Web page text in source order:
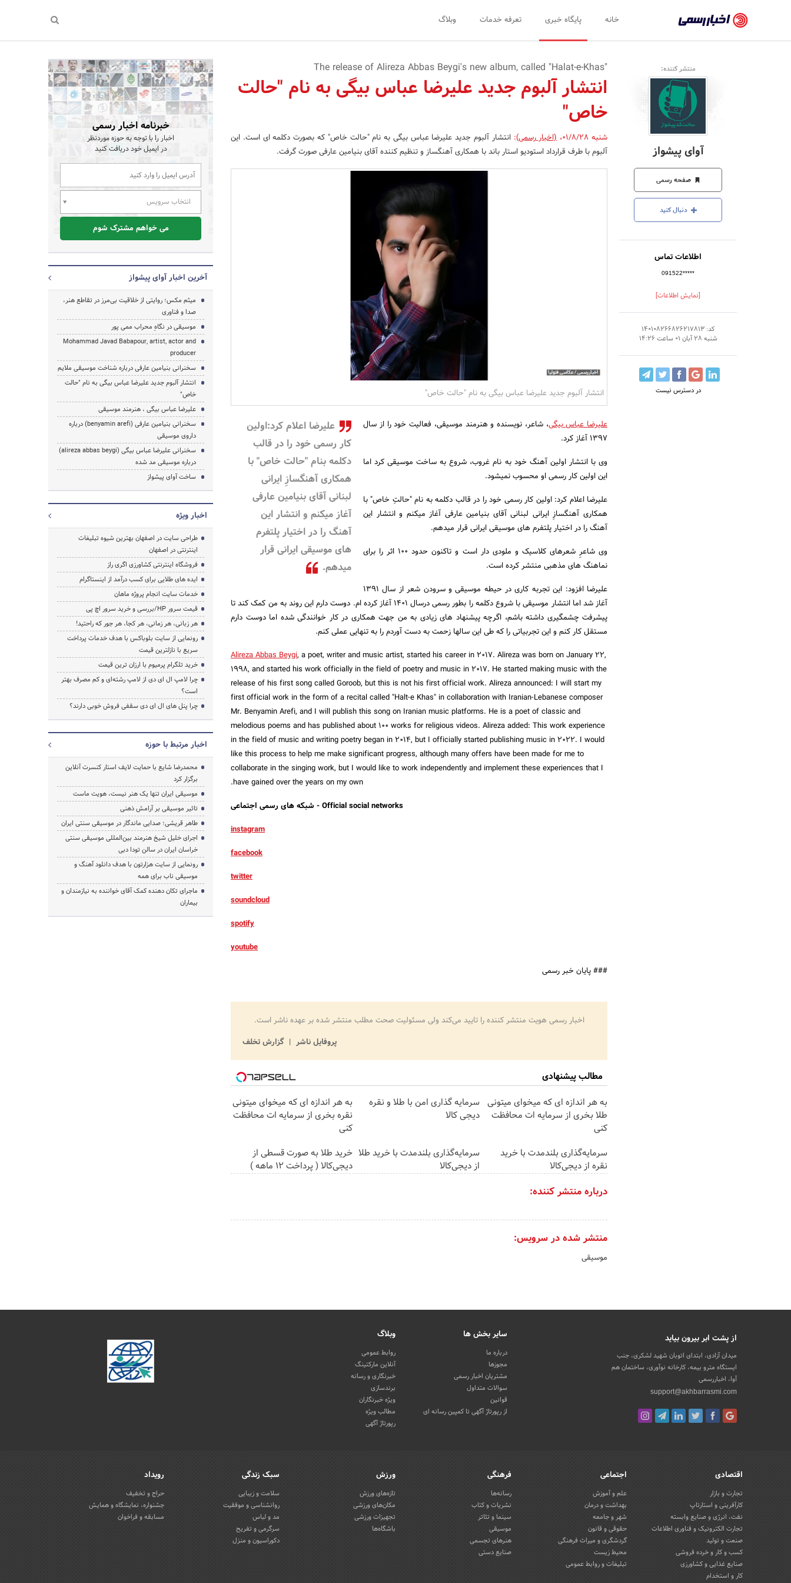
رسمی
-
اخبار
تایید
شده
شرکت‌ها،
سازمان‌ها
و
روابط
عمومی‌ها
خانه پایگاه خبری تعرفه خدمات وبلاگ
منتشر کننده:
آوای پیشواز
صفحه رسمی
دنبال کنید
اطلاعات تماس
091522*****
[نمایش اطلاعات]
کد: 140108266826217813
شنبه 28 آبان 01 ساعت 14:26
در دسترس نیست
"The release of Alireza Abbas Beygi's new album, called "Halat-e-Khas
انتشار آلبوم جدید علیرضا عباس بیگی به نام "حالت
خاص"
شنبه 01/8/28 ،(اخبار رسمی):انتشار آلبوم جدید علیرضا عباس بیگی به نام "حالت خاص" که بصورت دکلمه ای است. این
آلبوم با طرف قرارداد استودیو استار باند با همکاری آهنگساز و تنظیم کننده آقای بنیامین عارفی صورت گرفت.
انتشار آلبوم جدید علیرضا عباس بیگی به نام "حالت خاص"
علیرضا اعلام کرد:اولین
کار رسمی خود را در قالب
دکلمه بنام "حالت خاص" با
همکاری آهنگسازِ ایرانی
لبنانی آقای بنیامین عارفی
آغاز میکنم و انتشار این
آهنگ را در اختیار پلتفرم
های موسیقی ایرانی قرار
میدهم.
علیرضا عباس بیگی، شاعر، نویسنده و هنرمند موسیقی، فعالیت خود را از سال
۱۳۹۷ آغاز کرد.
وی با انتشار اولین آهنگ خود به نام غروب، شروع به ساخت موسیقی کرد اما
این اولین کار رسمی او محسوب نمیشود.
علیرضا اعلام کرد: اولین کار رسمی خود را در قالب دکلمه به نام "حالتِ خاص" با
همکاری آهنگسازِ ایرانی لبنانی آقای بنیامین عارفی آغاز میکنم و انتشار این
آهنگ را در اختیار پلتفرم های موسیقی ایرانی قرار میدهم.
وی شاعرِ شعرهای کلاسیک و ملودی دار است و تاکنون حدود ۱۰۰ اثر را برای
نماهنگ های مذهبی منتشر کرده است.
علیرضا افزود: این تجربه کاری در حیطه موسیقی و سرودن شعر از سال ۱۳۹۱
آغاز شد اما انتشار موسیقی با شروع دکلمه را بطور رسمی درسال ۱۴۰۱ آغاز کرده ام. دوست دارم این روند به من کمک کند تا
پیشرفت چشمگیری داشته باشم، اگرچه پیشنهاد های زیادی به من جهت همکاری در کار خوانندگی شده اما دوست دارم
مستقل کار کنم و این تجربیاتی را که طی این سالها زحمت به دست آوردم را به تنهایی عملی کنم.
Alireza Abbas Beygi, a poet, writer and music artist, started his career in 2017. Alireza was born on January 22,
1998, and started his work officially in the field of poetry and music in 2017. He started making music with the
release of his first song called Goroob, but this is not his first official work. Alireza announced: I will start my
first official work in the form of a recital called "Halt-e Khas" in collaboration with Iranian-Lebanese composer
Mr. Benyamin Arefi, and I will publish this song on Iranian music platforms. He is a poet of classic and
melodious poems and has published about 100 works for religious videos. Alireza added: This work experience
in the field of music and writing poetry began in 2014, but I officially started publishing music in 2022. I would
like this process to help me make significant progress, although many offers have been made for me to
collaborate in the singing work, but I would like to work independently and implement these experiences that I
have gained over the years on my own.
instagram
facebook
twitter
soundcloud
spotify
youtube
### پایان خبر رسمی
اخبار رسمی هویت منتشر کننده را تایید می‌کند ولی مسئولیت صحت مطلب منتشر شده بر عهده ناشر است.
پروفایل ناشر
گزارش تخلف
مطالب پیشنهادی
به هر اندازه ای که میخوای میتونی
طلا بخری از سرمایه ات محافظت
کنی
سرمایه گذاری امن با طلا و نقره
دیجی کالا
به هر اندازه ای که میخوای میتونی
نقره بخری از سرمایه ات محافظت
کنی
سرمایه‌گذاری بلندمدت با خرید
نقره از دیجی‌کالا
سرمایه‌گذاری بلندمدت با خرید طلا
از دیجی‌کالا
خرید طلا به صورت قسطی از
دیجی‌کالا ( پرداخت 12 ماهه )
درباره منتشر کننده:
منتشر شده در سرویس:
موسیقی
خبرنامه اخبار رسمی
اخبار را با توجه به حوزه موردنظر
در ایمیل خود دریافت کنید
انتخاب سرویس
می خواهم مشترک شوم
آخرین اخبار آوای پیشواز
میثم مکس؛ روایتی از خلاقیت بی‌مرز در تقاطع هنر،
صدا و فناوری
موسیقی در نگاهِ محراب ممی پور
Mohammad Javad Babapour, artist, actor and
producer
سخنرانی بنیامین عارفی درباره شناخت موسیقی ملایم
انتشار آلبوم جدید علیرضا عباس بیگی به نام "حالت
خاص"
علیرضا عباس بیگی ، هنرمند موسیقی
سخنرانی بنیامین عارفی (benyamin arefi) درباره
داروی موسیقی
سخنرانی علیرضا عباس بیگی (alireza abbas beygi)
درباره موسیقی مد شده
ساخت آوای پیشواز
اخبار ویژه
طراحی سایت در اصفهان بهترین شیوه تبلیغات
اینترنتی در اصفهان
فروشگاه اینترنتی کشاورزی اگری راز
ایده های طلایی برای کسب درآمد از اینستاگرام
خدمات سایت انجام پروژه ماهان
قیمت سرور HP/بررسی و خرید سرور اچ پی
هر زبانی، هر زمانی، هر کجا، هر جور که راحتید!
رونمایی از سایت بلوباکس با هدف خدمات پرداخت
سریع با نازلترین قیمت
خرید تلگرام پرمیوم با ارزان ترین قیمت
چرا لامپ ال ای دی از لامپ رشته‌ای و کم مصرف بهتر
است؟
چرا پنل های ال ای دی سقفی فروش خوبی دارند؟
اخبار مرتبط با حوزه
محمدرضا شایع با حمایت لایف استار کنسرت آنلاین
برگزار کرد
موسیقی ایران تنها یک هنر نیست، هویت ماست
تاثیر موسیقی بر آرامش ذهنی
طاهر قریشی؛ صدایی ماندگار در موسیقی سنتی ایران
اجرای خلیل شیخ هنرمند بین‌المللی موسیقی سنتی
خراسان ایران در سالن تودا دبی
رونمایی از سایت هزارتون با هدف دانلود آهنگ و
موسیقی ناب برای همه
ماجرای تکان دهنده کمک آقای خواننده به نیازمندان و
بیماران
از پشت ابر بیرون بیاید
میدان آزادی، ابتدای اتوبان شهید لشکری، جنب
ایستگاه مترو بیمه، کارخانه نوآوری، ساختمان هم
آوا، اخباررسمی
support@akhbarrasmi.com
سایر بخش ها
درباره ما
مجوزها
مشتریان اخبار رسمی
سوالات متداول
قوانین
از رپورتاژ آگهی تا کمپین رسانه ای
وبلاگ
روابط عمومی
آنلاین مارکتینگ
خبرنگاری و رسانه
برندسازی
ویژه خبرنگاران
مطالب ویژه
رپورتاژ آگهی
اقتصادی
تجارت و بازار
کارآفرینی و استارتاپ
نفت، انرژی و صنایع وابسته
تجارت الکترونیک و فناوری اطلاعات
صنعت و تولید
کسب و کار و خرده فروشی
صنایع غذایی و کشاورزی
کار و استخدام
اجتماعی
علم و آموزش
بهداشت و درمان
شهر و جامعه
حقوقی و قانون
گردشگری و میراث فرهنگی
محیط زیست
تبلیغات و روابط عمومی
فرهنگی
رسانه‌ها
نشریات و کتاب
سینما و تئاتر
موسیقی
هنرهای تجسمی
صنایع دستی
ورزش
تازه‌های ورزش
مکان‌های ورزشی
تجهیزات ورزشی
باشگاه‌ها
سبک زندگی
سلامت و زیبایی
روانشناسی و موفقیت
مد و لباس
سرگرمی و تفریح
دکوراسیون و منزل
رویداد
حراج و تخفیف
جشنواره، نمایشگاه و همایش
مسابقه و فراخوان